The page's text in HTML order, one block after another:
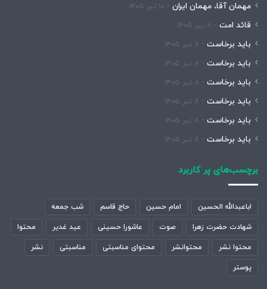
مهمان آقا، مهمان ایران ۱۰ تیر ۱۴۰۵
قائد امت ۸ تیر ۱۴۰۵
باید برخاست ۸ تیر ۱۴۰۵
باید برخاست ۸ تیر ۱۴۰۵
باید برخاست ۸ تیر ۱۴۰۵
باید برخاست ۸ تیر ۱۴۰۵
باید برخاست ۸ تیر ۱۴۰۵
باید برخاست ۸ تیر ۱۴۰۵
برچسب‌های پر کاربرد
اباعبدالله الحسین امام حسین حاج قاسم شب جمعه
شهادت حضرت زهرا صوت عاشورا حسینی عید غدیر محتوا
محتوا نشر محتوانشر محتوای مناسبتی مناسبتی نشر
پوستر